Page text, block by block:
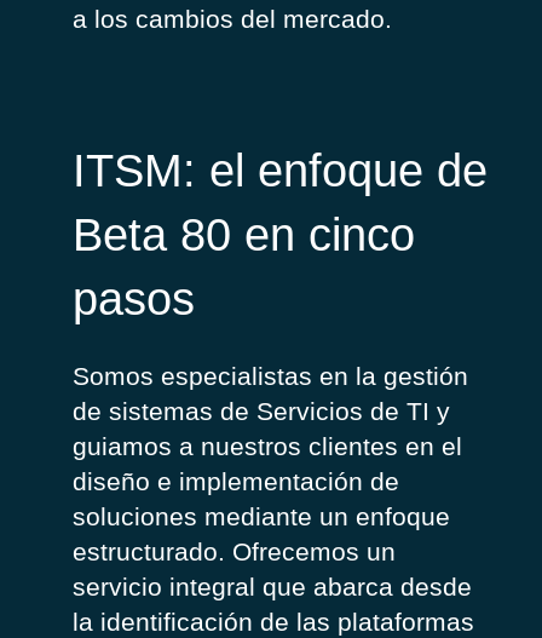
a los cambios del mercado.
ITSM: el enfoque de
Beta 80 en cinco
pasos
Somos especialistas en la gestión
de sistemas de Servicios de TI y
guiamos a nuestros clientes en el
diseño e implementación de
soluciones mediante un enfoque
estructurado. Ofrecemos un
servicio integral que abarca desde
la identificación de las plataformas